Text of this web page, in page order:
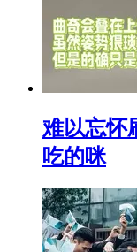
难以忘怀
吃的咪